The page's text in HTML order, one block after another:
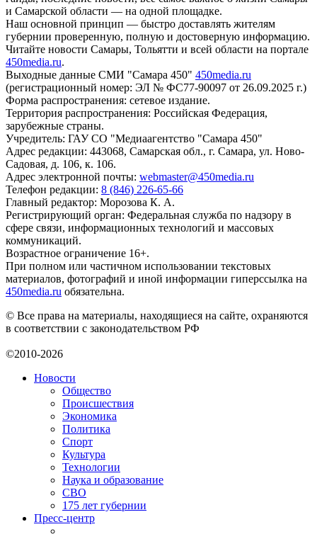
и Самарской области — на одной площадке.
Наш основной принцип — быстро доставлять жителям
губернии проверенную, полную и достоверную информацию.
Читайте новости Самары, Тольятти и всей области на портале
450media.ru.
Выходные данные СМИ "Самара 450" 450media.ru
(регистрационный номер: ЭЛ № ФС77-90097 от 26.09.2025 г.)
Форма распространения: сетевое издание.
Территория распространения: Российская Федерация,
зарубежные страны.
Учредитель: ГАУ СО "Медиаагентство "Самара 450"
Адрес редакции: 443068, Самарская обл., г. Самара, ул. Ново-
Садовая, д. 106, к. 106.
Адрес электронной почты: webmaster@450media.ru
Телефон редакции: 8 (846) 226-65-66
Главный редактор: Морозова К. А.
Регистрирующий орган: Федеральная служба по надзору в
сфере связи, информационных технологий и массовых
коммуникаций.
Возрастное ограничение 16+.
При полном или частичном использовании текстовых
материалов, фотографий и иной информации гиперссылка на
450media.ru обязательна.
© Все права на материалы, находящиеся на сайте, охраняются
в соответствии с законодательством РФ
©2010-2026
Новости
Общество
Происшествия
Экономика
Политика
Спорт
Культура
Технологии
Наука и образование
СВО
175 лет губернии
Пресс-центр